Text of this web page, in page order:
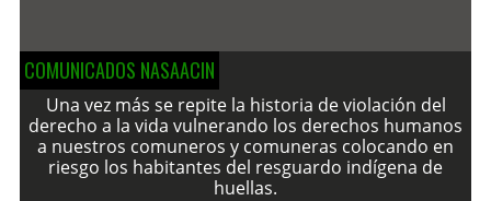
COMUNICADOS NASAACIN
Una vez más se repite la historia de violación del
derecho a la vida vulnerando los derechos humanos
a nuestros comuneros y comuneras colocando en
riesgo los habitantes del resguardo indígena de
huellas.